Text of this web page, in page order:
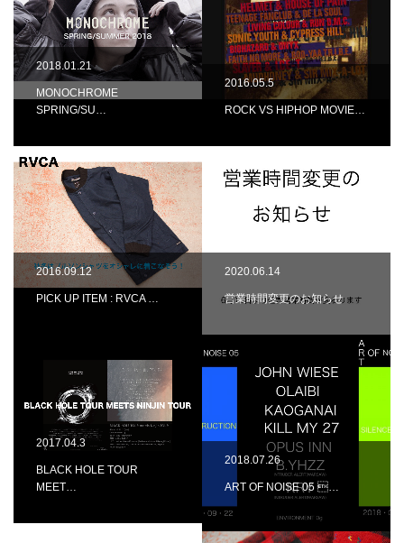
2018.01.21
MONOCHROME
SPRING/SU…
2016.05.5
ROCK VS HIPHOP MOVIE…
2016.09.12
PICK UP ITEM : RVCA …
2020.06.14
営業時間変更のお知らせ
2017.04.3
BLACK HOLE TOUR
MEET…
2018.07.26
ART OF NOISE 05 …